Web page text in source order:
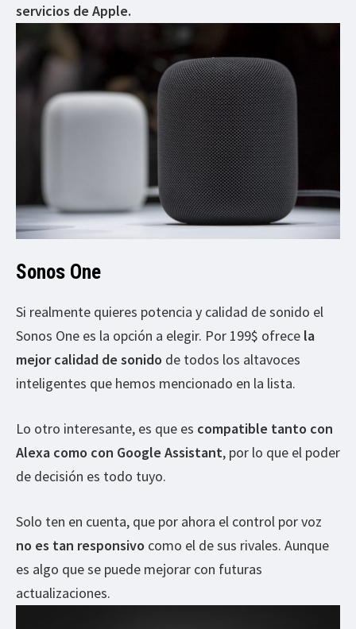
servicios de Apple.
Sonos One
Si realmente quieres potencia y calidad de sonido el
Sonos One es la opción a elegir. Por 199$ ofrece la
mejor calidad de sonido de todos los altavoces
inteligentes que hemos mencionado en la lista.
Lo otro interesante, es que es compatible tanto con
Alexa como con Google Assistant, por lo que el poder
de decisión es todo tuyo.
Solo ten en cuenta, que por ahora el control por voz
no es tan responsivo como el de sus rivales. Aunque
es algo que se puede mejorar con futuras
actualizaciones.